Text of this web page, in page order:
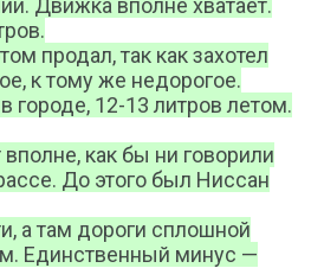
Движка вполне хватает.
продал, так как захотел
к тому же недорогое.
городе, 12-13 литров летом.
как бы ни говорили
До этого был Ниссан
а там дороги сплошной
Единственный минус —